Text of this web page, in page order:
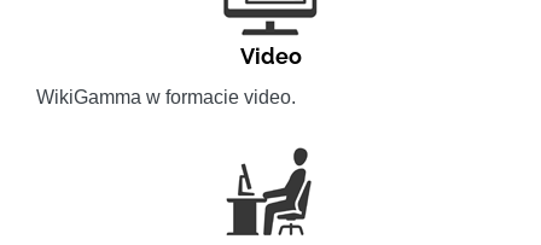
Video
WikiGamma w formacie video.